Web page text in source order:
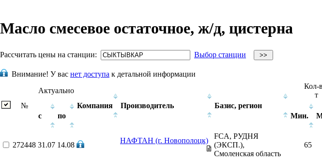
Масло смесевое остаточное, ж/д, цистерна
Рассчитать цены на станции: Выбор станции
Внимание! У вас нет доступа к детальной информации
№
Актуально
Компания
Производитель Базис, регион
Кол-
т
с
по Мин.
272448 31.07 14.08
НАФТАН (г. Новополоцк)
FCA, РУДНЯ
(ЭКСП.),
Смоленская область
65